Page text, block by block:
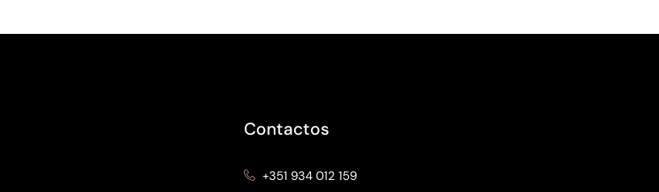
Contactos
+351 934 012 159